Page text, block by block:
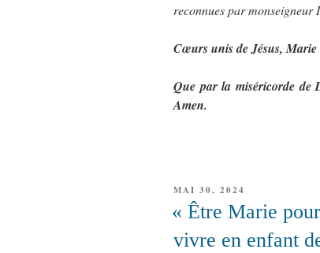
reconnues par monseigneur
Cœurs unis de Jésus, Marie
Que par la miséricorde de
Amen.
PUBLIÉ
MAI 30, 2024
« Être Marie
vivre en enfant